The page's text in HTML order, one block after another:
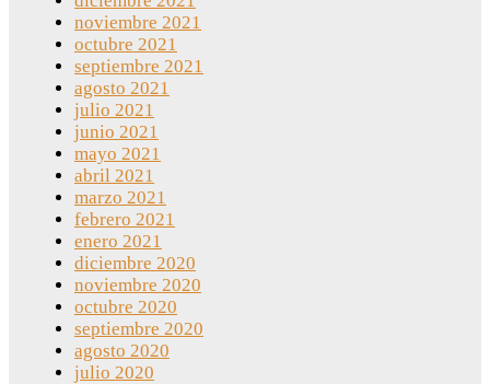
noviembre 2021
octubre 2021
septiembre 2021
agosto 2021
julio 2021
junio 2021
mayo 2021
abril 2021
marzo 2021
febrero 2021
enero 2021
diciembre 2020
noviembre 2020
octubre 2020
septiembre 2020
agosto 2020
julio 2020